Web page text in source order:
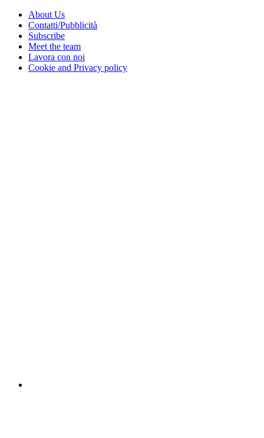
About Us
Contatti/Pubblicità
Subscribe
Meet the team
Lavora con noi
Cookie and Privacy policy